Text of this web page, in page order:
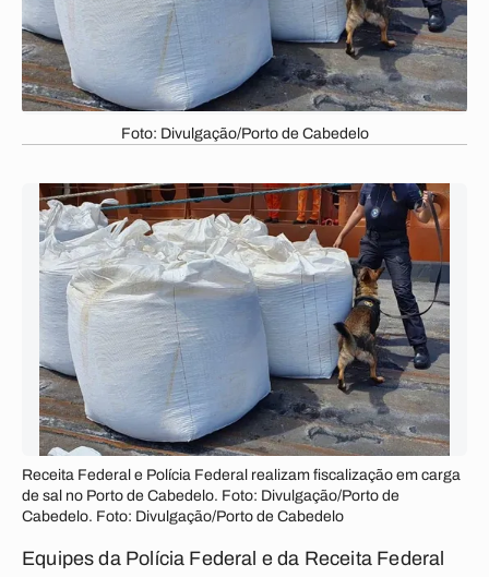
Foto: Divulgação/Porto de Cabedelo
Receita Federal e Polícia Federal realizam fiscalização em carga
de sal no Porto de Cabedelo. Foto: Divulgação/Porto de
Cabedelo. Foto: Divulgação/Porto de Cabedelo
Equipes da Polícia Federal e da Receita Federal